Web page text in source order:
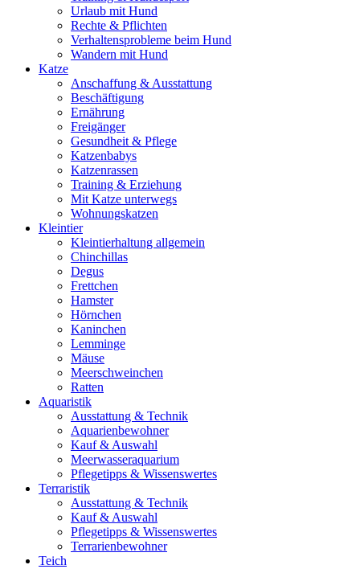
Urlaub mit Hund
Rechte & Pflichten
Verhaltensprobleme beim Hund
Wandern mit Hund
Katze
Anschaffung & Ausstattung
Beschäftigung
Ernährung
Freigänger
Gesundheit & Pflege
Katzenbabys
Katzenrassen
Training & Erziehung
Mit Katze unterwegs
Wohnungskatzen
Kleintier
Kleintierhaltung allgemein
Chinchillas
Degus
Frettchen
Hamster
Hörnchen
Kaninchen
Lemminge
Mäuse
Meerschweinchen
Ratten
Aquaristik
Ausstattung & Technik
Aquarienbewohner
Kauf & Auswahl
Meerwasseraquarium
Pflegetipps & Wissenswertes
Terraristik
Ausstattung & Technik
Kauf & Auswahl
Pflegetipps & Wissenswertes
Terrarienbewohner
Teich